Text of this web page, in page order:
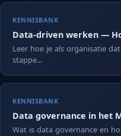
KENNISBANK
Data-driven werken —
Leer hoe je als organisatie
stappe...
KENNISBANK
Data governance in het
Wat is data governance en